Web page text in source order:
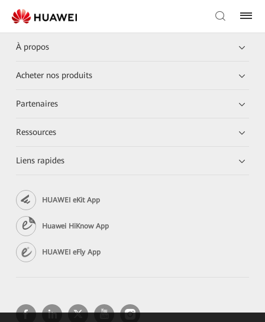
À propos
Acheter nos produits
Partenaires
Ressources
Liens rapides
HUAWEI eKit App
Huawei HiKnow App
HUAWEI eFly App